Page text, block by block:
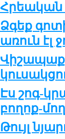
Հրեական
Ձգեք
առուն էլ
Էս շոգ-
բողոք-
Թույլ